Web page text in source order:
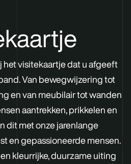
het visitekaartje dat u afgeeft
Van bewegwijzeringtot
en van meubilair totwanden
aantrekken, prikkelen en
dit met onze jarenlange
en gepassioneerde mensen.
kleurrijke,duurzameuiting